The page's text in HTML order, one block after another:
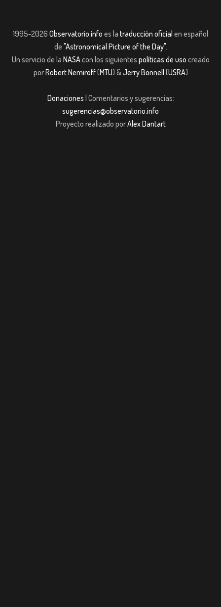
1995-2026 Observatorio.info es la traducción oficial en español
de "Astronomical Picture of the Day".
Un servicio de la NASAcon los siguientes políticas de uso creado
porRobert Nemiroff(MTU) &Jerry Bonnell (USRA)
Donaciones | Comentarios y sugerencias:
sugerencias@observatorio.info
Proyecto realizado porAlex Dantart